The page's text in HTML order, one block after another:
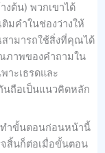
งต้น) พวกเขาได้
มคำในช่องว่างให้
ามารถใช้สิ่งที่คุณได้
ภาพของคำถามใน
าะเธรดและ
นถือเป็นแนวคิดหลัก
ทำขั้นตอนก่อนหน้านี้
สิ้นก็ต่อเมื่อขั้นตอน